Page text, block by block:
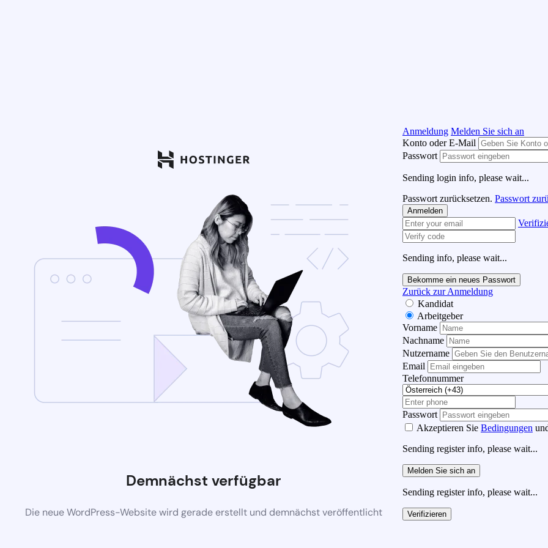
Demnächst verfügbar
Die neue WordPress-Website wird gerade erstellt und demnächst veröffentlicht
Anmeldung Melden Sie sich an
Konto oder E-Mail
Passwort
Sending login info, please wait...
Passwort zurücksetzen. Passwort
Anmelden
Sending info, please wait...
Bekomme ein neues Passwort
Zurück zur Anmeldung
Kandidat
Arbeitgeber
Vorname
Nachname
Nutzername
Email
Telefonnummer
Passwort
Akzeptieren Sie Bedingungen
Sending register info, please wait...
Melden Sie sich an
Sending register info, please wait...
Verifizieren